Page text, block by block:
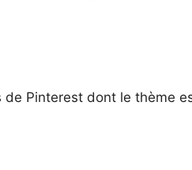
Pinterest dont le thème